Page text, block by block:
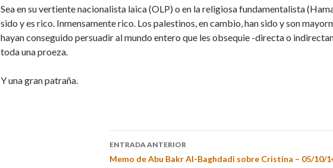
Sea en su vertiente nacionalista laica (OLP) o en la religiosa fundamentalista
sido y es rico. Inmensamente rico. Los palestinos, en cambio, han sido y son
hayan conseguido persuadir al mundo entero que les obsequie -directa o
toda una proeza.
Y una gran patraña.
ENTRADA ANTERIOR
Memo de Abu Bakr Al-Baghdadi sobre Cristina – 05/10/